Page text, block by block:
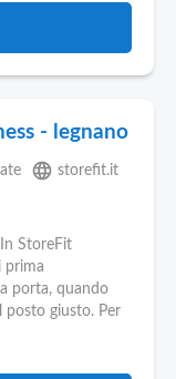
- legnano
language storefit.it
StoreFit
prima
porta, quando
posto giusto. Per